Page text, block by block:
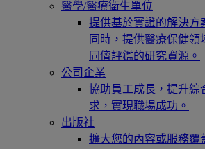
醫學/醫療衛生單位
提供基於實證的解決方
同時，提供醫療保健
同儕評鑑的研究資源。
公司企業
協助員工成長，提升綜
求，實現職場成功。
出版社
擴大您的內容或服務覆